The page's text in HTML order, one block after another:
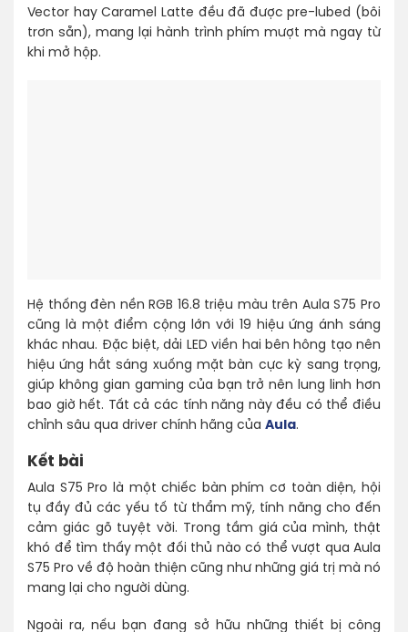
Vector hay Caramel Latte đều đã được pre-lubed (bôi
trơn sẵn), mang lại hành trình phím mượt mà ngay từ
khi mở hộp.
Hệ thống đèn nền RGB 16.8 triệu màu trên Aula S75 Pro
cũng là một điểm cộng lớn với 19 hiệu ứng ánh sáng
khác nhau. Đặc biệt, dải LED viền hai bên hông tạo nên
hiệu ứng hắt sáng xuống mặt bàn cực kỳ sang trọng,
giúp không gian gaming của bạn trở nên lung linh hơn
bao giờ hết. Tất cả các tính năng này đều có thể điều
chỉnh sâu qua driver chính hãng của Aula.
Kết bài
Aula S75 Pro là một chiếc bàn phím cơ toàn diện, hội
tụ đầy đủ các yếu tố từ thẩm mỹ, tính năng cho đến
cảm giác gõ tuyệt vời. Trong tầm giá của mình, thật
khó để tìm thấy một đối thủ nào có thể vượt qua Aula
S75 Pro về độ hoàn thiện cũng như những giá trị mà nó
mang lại cho người dùng.
Ngoài ra, nếu bạn đang sở hữu những thiết bị công